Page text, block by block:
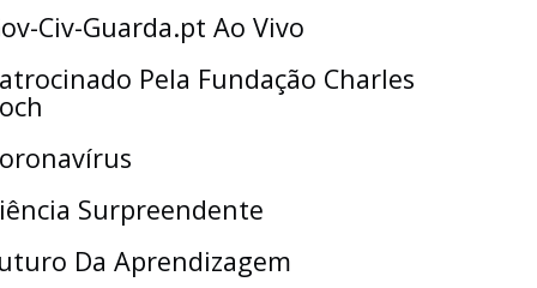
Civ-Guarda.pt Ao Vivo
Pela Fundação Charles
Surpreendente
Da Aprendizagem